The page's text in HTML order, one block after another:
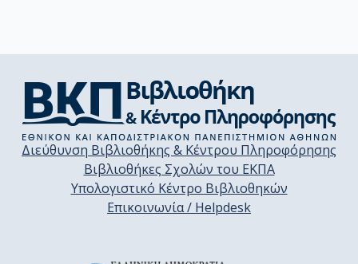
Διεύθυνση Βιβλιοθήκης & Κέντρου Πληροφόρησης
Βιβλιοθήκες Σχολών του ΕΚΠΑ
Υπολογιστικό Κέντρο Βιβλιοθηκών
Επικοινωνία / Helpdesk